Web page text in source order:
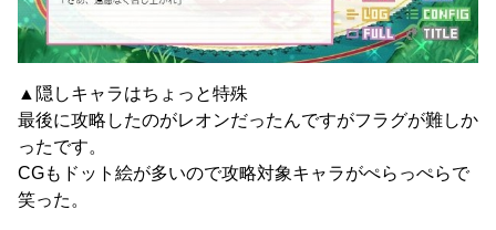
▲隠しキャラはちょっと特殊
最後に攻略したのがレオンだったんですがフラグが難しか
ったです。
CGもドット絵が多いので攻略対象キャラがぺらっぺらで
笑った。